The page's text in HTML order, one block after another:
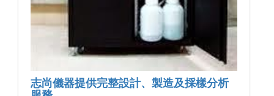
志尚儀器提供完整設計、製造及採樣分析